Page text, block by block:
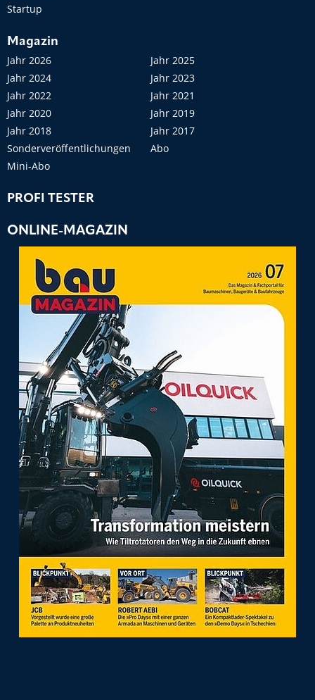
Startup
Magazin
Jahr 2026
Jahr 2025
Jahr 2024
Jahr 2023
Jahr 2022
Jahr 2021
Jahr 2020
Jahr 2019
Jahr 2018
Jahr 2017
Sonderveröffentlichungen
Abo
Mini-Abo
PROFI TESTER
ONLINE-MAGAZIN